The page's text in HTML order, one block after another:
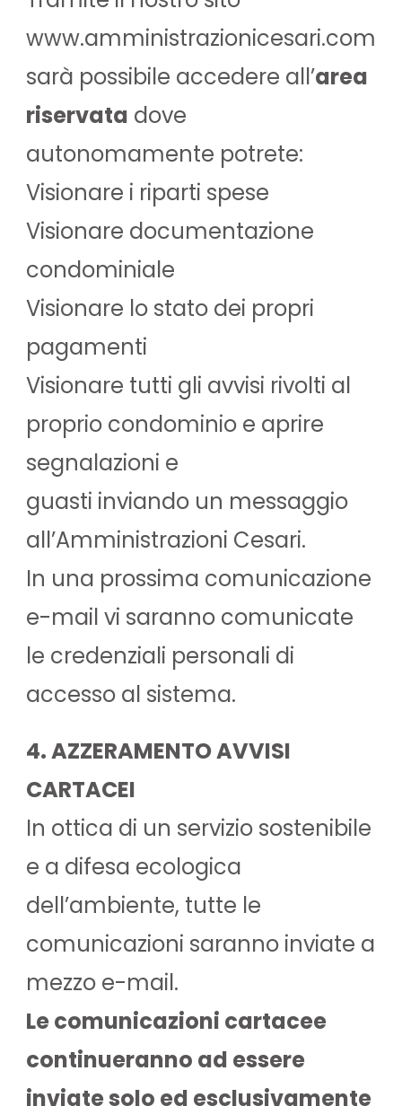
www.amministrazionicesari.com
sarà possibile accedere all’area
riservata dove
autonomamente potrete:
Visionare i riparti spese
Visionare documentazione
condominiale
Visionare lo stato dei propri
pagamenti
Visionare tutti gli avvisi rivolti al
proprio condominio e aprire
segnalazioni e
guasti inviando un messaggio
all’Amministrazioni Cesari.
In una prossima comunicazione
e-mail vi saranno comunicate
le credenziali personali di
accesso al sistema.
4. AZZERAMENTO AVVISI
CARTACEI
In ottica di un servizio sostenibile
e a difesa ecologica
dell’ambiente, tutte le
comunicazioni saranno inviate a
mezzo e-mail.
Le comunicazioni cartacee
continueranno ad essere
inviate solo ed esclusivamente